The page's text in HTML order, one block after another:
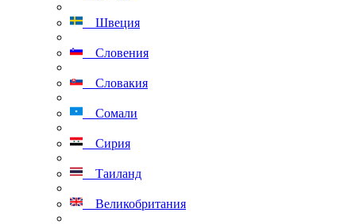
Швеция
Словения
Словакия
Сомали
Сирия
Таиланд
Великобритания